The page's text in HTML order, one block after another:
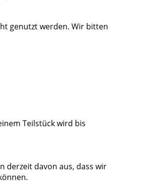
genutzt werden. Wir bitten
Teilstück wird bis
derzeit davon aus, dass wir